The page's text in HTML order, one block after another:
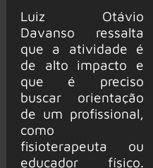
Luiz Otávio
Davanso ressalta
que a atividade é
de alto impacto e
que é preciso
buscar orientação
de um profissional,
como
fisioterapeuta ou
educador físico.